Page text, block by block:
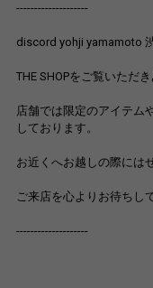
--------------------
discord yohji yamamoto
THE SHOPをご覧いただ
店舗では限定のアイテム
しております。
お近くへお越しの際には
ご来店を心よりお待ちし
--------------------